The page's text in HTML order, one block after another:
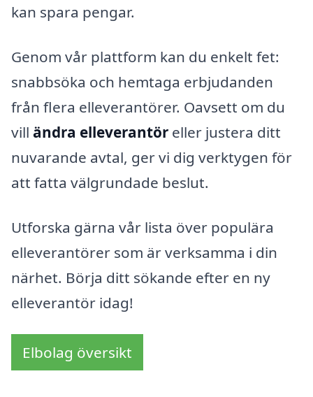
kan spara pengar.
Genom vår plattform kan du enkelt fet:
snabbsöka och hemtaga erbjudanden
från flera elleverantörer. Oavsett om du
vill ändra elleverantör eller justera ditt
nuvarande avtal, ger vi dig verktygen för
att fatta välgrundade beslut.
Utforska gärna vår lista över populära
elleverantörer som är verksamma i din
närhet. Börja ditt sökande efter en ny
elleverantör idag!
Elbolag översikt